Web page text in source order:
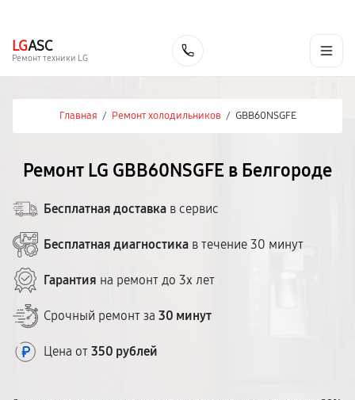
LGASC
Ремонт техники LG
Главная / Ремонт холодильников / GBB60NSGFE
Ремонт LG GBB60NSGFE в Белгороде
Бесплатная доставка в сервис
Бесплатная диагностика в течение 30 минут
Гарантия на ремонт до 3х лет
Срочный ремонт за 30 минут
Цена от 350 рублей